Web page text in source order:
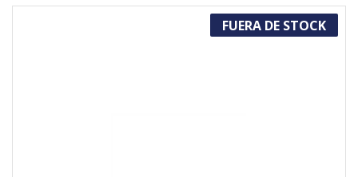
FUERA DE STOCK